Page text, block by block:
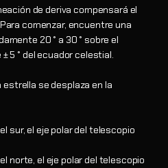
de deriva compensará el
comenzar, encuentre una
20 ° a 30 ° sobre el
5 ° del ecuador celestial.
estrella se desplaza en la
sur, el eje polar del telescopio
norte, el eje polar del telescopio